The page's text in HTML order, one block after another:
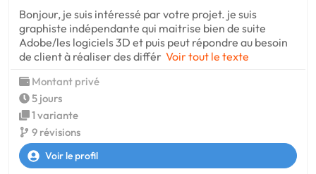
Bonjour, je suis intéressé par votre projet. je suis
graphiste indépendante qui maitrise bien de suite
Adobe/les logiciels 3D et puis peut répondre au besoin
de client à réaliser des différ Voir tout le texte
Montant privé
5 jours
1 variante
9 révisions
Voir le profil